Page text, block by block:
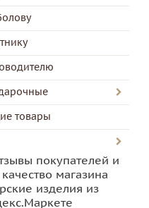
товары